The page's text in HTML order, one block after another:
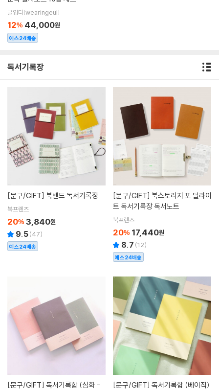
글입다[wearingeul]
12% 44,000원
예스24배송
독서기록장
[문구/GIFT] 북밴드 독서기록장
북프렌즈
20% 3,840원
9.5(47)
예스24배송
[문구/GIFT]
트 독서기록장 독서노트
북프렌즈
20% 17,440원
8.7 (12)
예스24배송
[문구/GIFT] [문구/GIFT] 독서기록함 (베이직)